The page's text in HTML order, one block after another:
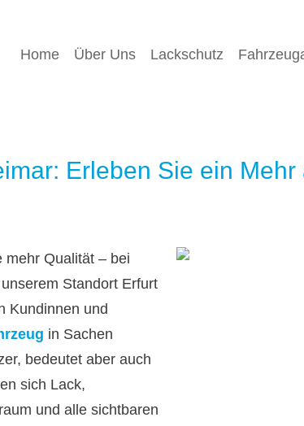
Home Über Uns Lackschutz
Erleben Sie ein
mehr Qualität – bei
Standort Erfurt
Kundinnen und
in Sachen
bedeutet aber auch
sich Lack,
und alle sichtbaren